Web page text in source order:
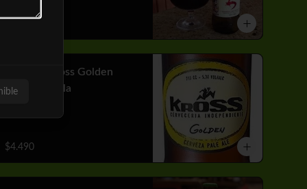
Cerveza Kross Golden
710cc Botella
$4.490